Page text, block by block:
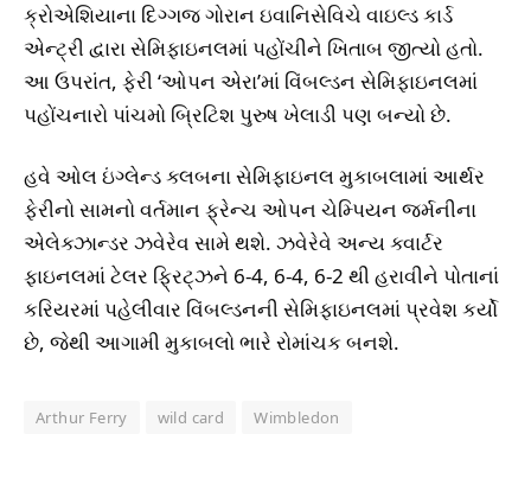
ક્રોએશિયાના દિગ્ગજ ગોરાન ઇવાનિસેવિચે વાઇલ્ડ કાર્ડ
એન્ટ્રી દ્વારા સેમિફાઇનલમાં પહોંચીને ખિતાબ જીત્યો હતો.
આ ઉપરાંત, ફેરી ‘ઓપન એરા’માં વિંબલ્ડન સેમિફાઇનલમાં
પહોંચનારો પાંચમો બ્રિટિશ પુરુષ ખેલાડી પણ બન્યો છે.
હવે ઓલ ઇંગ્લેન્ડ ક્લબના સેમિફાઇનલ મુકાબલામાં આર્થર
ફેરીનો સામનો વર્તમાન ફ્રેન્ચ ઓપન ચેમ્પિયન જર્મનીના
એલેક્ઝાન્ડર ઝવેરેવ સામે થશે. ઝવેરેવે અન્ય ક્વાર્ટર
ફાઇનલમાં ટેલર ફ્રિટ્ઝને 6-4, 6-4, 6-2 થી હરાવીને પોતાનાં
કરિયરમાં પહેલીવાર વિંબલ્ડનની સેમિફાઇનલમાં પ્રવેશ કર્યો
છે, જેથી આગામી મુકાબલો ભારે રોમાંચક બનશે.
Arthur Ferry wild card Wimbledon